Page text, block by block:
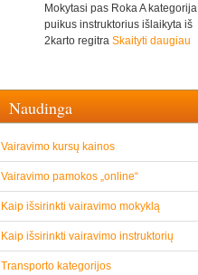
Mokytasi pas Roka A kategorija
puikus instruktorius išlaikyta iš
2karto regitra Skaityti daugiau
Naudinga
Vairavimo kursų kainos
Vairavimo pamokos „online“
Kaip išsirinkti vairavimo mokyklą
Kaip išsirinkti vairavimo instruktorių
Transporto kategorijos